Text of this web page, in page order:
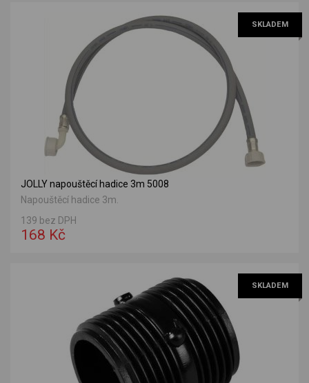
SKLADEM
JOLLY napouštěcí hadice 3m 5008
Napouštěcí hadice 3m.
139 bez DPH
168 Kč
SKLADEM